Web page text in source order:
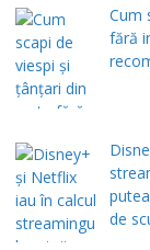
Cum
fără
de